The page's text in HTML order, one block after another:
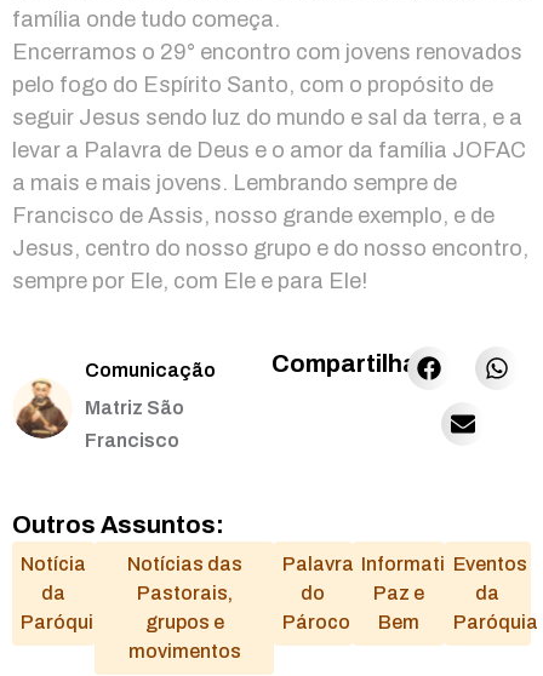
família onde tudo começa.
Encerramos o 29° encontro com jovens renovados
pelo fogo do Espírito Santo, com o propósito de
seguir Jesus sendo luz do mundo e sal da terra, e a
levar a Palavra de Deus e o amor da família JOFAC
a mais e mais jovens. Lembrando sempre de
Francisco de Assis, nosso grande exemplo, e de
Jesus, centro do nosso grupo e do nosso encontro,
sempre por Ele, com Ele e para Ele!
Comunicação
Matriz São
Francisco
Compartilhar:
Outros Assuntos:
Notícia
da
Paróquia
Notícias das
Pastorais,
grupos e
movimentos
Palavra
do
Pároco
Informativo
Paz e
Bem
Eventos
da
Paróquia